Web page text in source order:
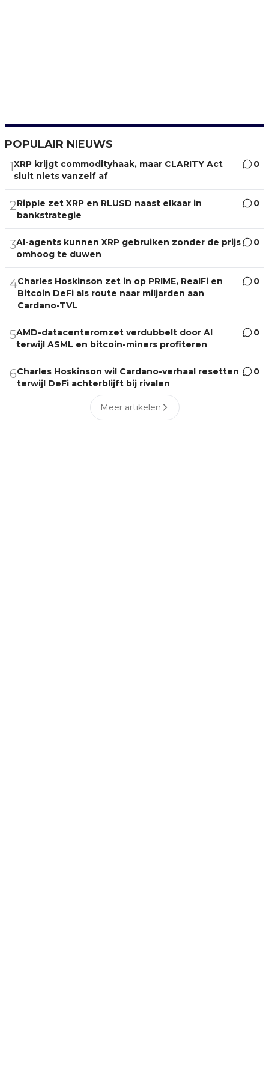
POPULAIR NIEUWS
1XRP krijgt commodityhaak, maar CLARITY Act
sluit niets vanzelf af
0
2Ripple zet XRP en RLUSD naast elkaar in
bankstrategie
0
3AI-agents kunnen XRP gebruiken zonder de prijs
omhoog te duwen
0
4Charles Hoskinson zet in op PRIME, RealFi en
Bitcoin DeFi als route naar miljarden aan
Cardano-TVL
0
5AMD-datacenteromzet verdubbelt door AI
terwijl ASML en bitcoin-miners profiteren
0
6Charles Hoskinson wil Cardano-verhaal resetten
terwijl DeFi achterblijft bij rivalen
0
Meer artikelen